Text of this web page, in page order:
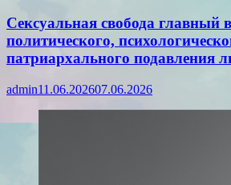
Сексуальная свобода главный
политического,
патриархального подавления
admin11.06.202607.06.2026